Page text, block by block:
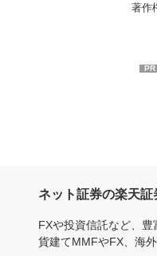
著作
PR
ネット証券の楽天
FXや投資信託など、
貨建てMMFやFX、海